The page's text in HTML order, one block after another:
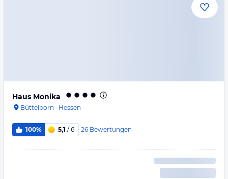
Haus Monika
Büttelborn · Hessen
100% 5,1 / 6 26 Bewertungen